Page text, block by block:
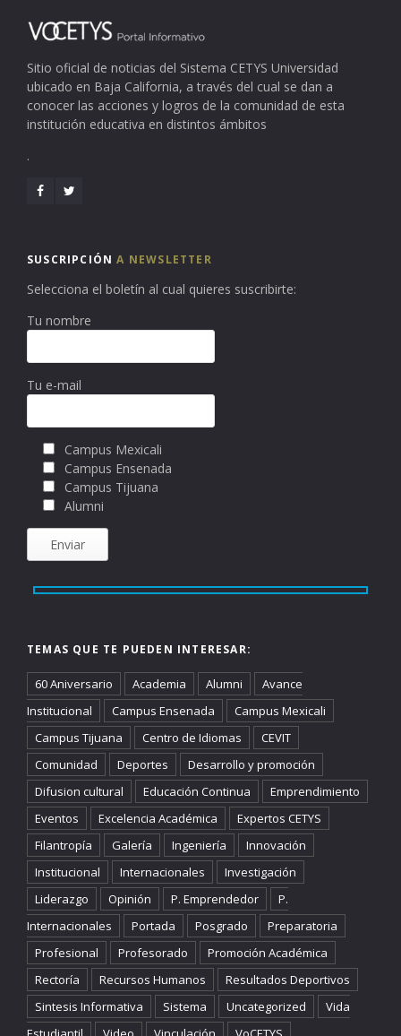
Sitio oficial de noticias del Sistema CETYS Universidad
ubicado en Baja California, a través del cual se dan a
conocer las acciones y logros de la comunidad de esta
institución educativa en distintos ámbitos
.
SUSCRIPCIÓNA NEWSLETTER
Selecciona el boletín al cual quieres suscribirte:
Tu nombre
Tu e-mail
Campus Mexicali
Campus Ensenada
Campus Tijuana
Alumni
TEMAS QUE TE PUEDEN INTERESAR:
60 Aniversario Academia Alumni
Avance
Institucional
Campus Ensenada
Campus Mexicali
Campus Tijuana
Centro de Idiomas
CEVIT
Comunidad
Deportes
Desarrollo y promoción
Difusion cultural
Educación Continua
Emprendimiento
Eventos
Excelencia Académica
Expertos CETYS
Filantropía
Galería Ingeniería
Innovación
Institucional
Internacionales
Investigación
Liderazgo
Opinión P. Emprendedor
P.
Internacionales
Portada Posgrado
Preparatoria
Profesional
Profesorado
Promoción Académica
Rectoría
Recursos Humanos
Resultados Deportivos
Sintesis Informativa
Sistema Uncategorized
Vida